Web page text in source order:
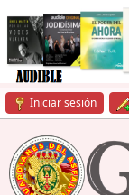
Iniciar sesión